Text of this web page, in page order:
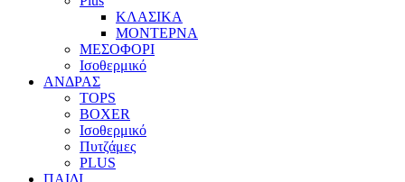
ΚΛΑΣΙΚΑ
ΜΟΝΤΕΡΝΑ
ΜΕΣΟΦΟΡΙ
Ισοθερμικό
ΑΝΔΡΑΣ
TOPS
BOXER
Ισοθερμικό
Πυτζάμες
PLUS
ΠΑΙΔΙ